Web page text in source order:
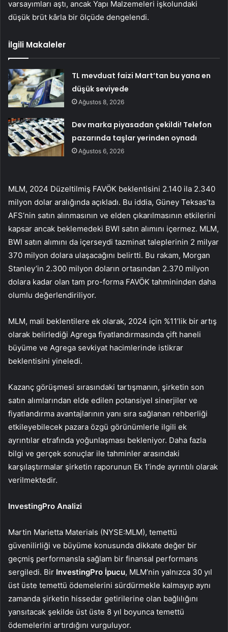
varsayımları aştı, ancak Yapı Malzemeleri işkolundaki
düşük brüt kârla bir ölçüde dengelendi.
İlgili Makaleler
TL mevduat faizi Mart’tan bu yana en
düşük seviyede
Ağustos 8, 2026
Dev marka piyasadan çekildi! Telefon
pazarında taşlar yerinden oynadı
Ağustos 6, 2026
MLM, 2024 Düzeltilmiş FAVÖK beklentisini 2.140 ila 2.340
milyon dolar aralığında açıkladı. Bu iddia, Güney Teksas’ta
AFS’nin satın alınmasının ve elden çıkarılmasının etkilerini
kapsar ancak beklemedeki BWI satın alımını içermez. MLM,
BWI satın alımını da içerseydi tazminat taleplerinin 2 milyar
370 milyon dolara ulaşacağını belirtti. Bu rakam, Morgan
Stanley’in 2.300 milyon doların ortasından 2.370 milyon
dolara kadar olan tam pro-forma FAVÖK tahmininden daha
olumlu değerlendiriliyor.
MLM, mali beklentilere ek olarak, 2024 için %11’lik bir artış
olarak belirlediği Agrega fiyatlandırmasında çift haneli
büyüme ve Agrega sevkiyat hacimlerinde istikrar
beklentisini yineledi.
Kazanç görüşmesi sırasındaki tartışmanın, şirketin son
satın alımlarından elde edilen potansiyel sinerjiler ve
fiyatlandırma avantajlarının yanı sıra sağlanan rehberliği
etkileyebilecek pazara özgü görünümlerle ilgili ek
ayrıntılar etrafında yoğunlaşması bekleniyor. Daha fazla
bilgi ve gerçek sonuçlar ile tahminler arasındaki
karşılaştırmalar şirketin raporunun Ek 1’inde ayrıntılı olarak
verilmektedir.
InvestingPro Analizi
Martin Marietta Materials (NYSE:MLM), temettü
güvenilirliği ve büyüme konusunda dikkate değer bir
geçmiş performansla sağlam bir finansal performans
sergiledi. Bir InvestingPro İpucu, MLM’nin yalnızca 30 yıl
üst üste temettü ödemelerini sürdürmekle kalmayıp aynı
zamanda şirketin hissedar getirilerine olan bağlılığını
yansıtacak şekilde üst üste 8 yıl boyunca temettü
ödemelerini artırdığını vurguluyor.